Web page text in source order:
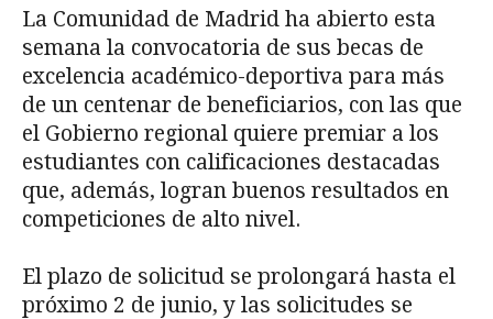
La Comunidad de Madrid ha abierto esta
semana la convocatoria de sus becas de
excelencia académico-deportiva para más
de un centenar de beneficiarios, con las que
el Gobierno regional quiere premiar a los
estudiantes con calificaciones destacadas
que, además, logran buenos resultados en
competiciones de alto nivel.
El plazo de solicitud se prolongará hasta el
próximo 2 de junio, y las solicitudes se